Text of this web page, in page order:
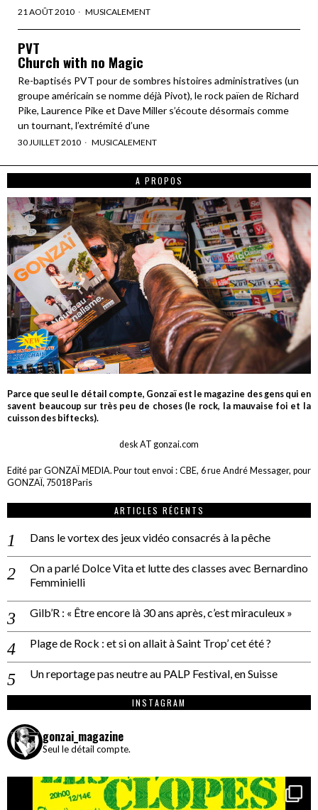
21 AOÛT 2010 MUSICALEMENT
PVT
Church with no Magic
Re-baptisés PVT pour de sombres histoires administratives (un
groupe américain se nomme déjà Pivot), le rock païen de Richard
Pike, Laurence Pike et Dave Miller s’écoute désormais comme
un tournant, l’extrémité d’une
30 JUILLET 2010 MUSICALEMENT
A PROPOS
Parce que seul le détail compte, Gonzaï est le magazine des gens qui en
savent beaucoup sur très peu de choses (le rock, la mauvaise foi et la
cuisson des biftecks).
desk AT gonzai.com
Edité par GONZAÏ MEDIA. Pour tout envoi : CBE, 6 rue André Messager, pour
GONZAÏ, 75018 Paris
ARTICLES RÉCENTS
Dans le vortex des jeux vidéo consacrés à la pêche
On a parlé Dolce Vita et lutte des classes avec Bernardino
Femminielli
Gilb’R : « Être encore là 30 ans après, c’est miraculeux »
Plage de Rock : et si on allait à Saint Trop’ cet été ?
Un reportage pas neutre au PALP Festival, en Suisse
INSTAGRAM
gonzai_magazine
Seul le détail compte.